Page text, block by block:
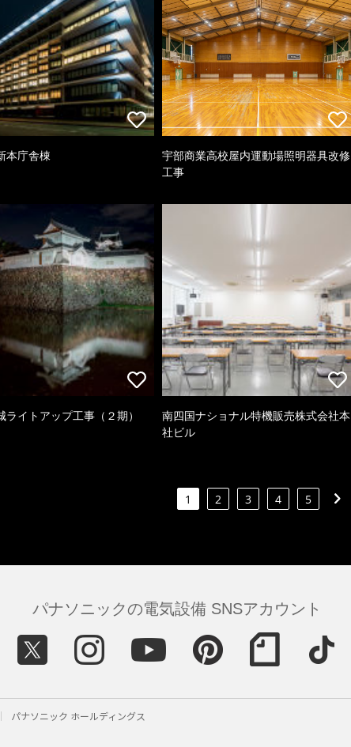
本庁舎棟
宇部商業高校屋内運動場照明器具改修
工事
ライトアップ工事（２期）
南四国ナショナル特機販売株式会社本
社ビル
1 2 3 4 5
パナソニックの電気設備 SNSアカウント
パナソニック ホールディングス